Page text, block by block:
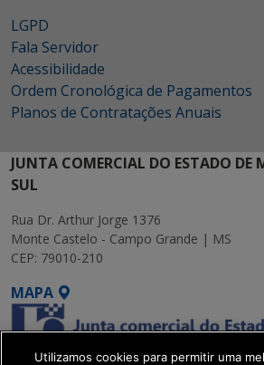
LGPD
Fala Servidor
Acessibilidade
Ordem Cronológica de Pagamentos
Planos de Contratações Anuais
JUNTA COMERCIAL DO ESTADO DE
SUL
Rua Dr. Arthur Jorge 1376
Monte Castelo - Campo Grande | MS
CEP: 79010-210
MAPA
Utilizamos cookies para permitir uma